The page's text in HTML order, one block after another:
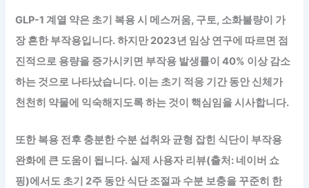
GLP-1 계열 약은 초기 복용 시 메스꺼움, 구토, 소화불량이 가
장 흔한 부작용입니다. 하지만 2023년 임상 연구에 따르면 점
진적으로 용량을 증가시키면 부작용 발생률이 40% 이상 감소
하는 것으로 나타났습니다. 이는 초기 적응 기간 동안 신체가
천천히 약물에 익숙해지도록 하는 것이 핵심임을 시사합니다.
또한 복용 전후 충분한 수분 섭취와 균형 잡힌 식단이 부작용
완화에 큰 도움이 됩니다. 실제 사용자 리뷰(출처: 네이버 쇼
핑)에서도 초기 2주 동안 식단 조절과 수분 보충을 꾸준히 한